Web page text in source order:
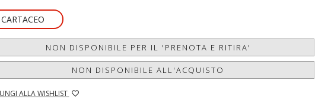
CARTACEO
NON DISPONIBILE PER IL 'PRENOTA E RITIRA'
NON DISPONIBILE ALL'ACQUISTO
ALLA WISHLIST